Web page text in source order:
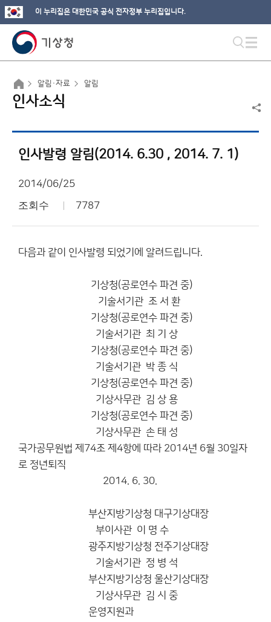
이 누리집은 대한민국 공식 전자정부 누리집입니다.
알림·자료 알림
인사소식
인사발령 알림(2014. 6.30 , 2014. 7. 1)
2014/06/25
조회수 7787
다음과 같이 인사발령 되었기에 알려드립니다.
기상청(공로연수 파견 중)
기술서기관 조 서 환
기상청(공로연수 파견 중)
기술서기관 최 기 상
기상청(공로연수 파견 중)
기술서기관 박 종 식
기상청(공로연수 파견 중)
기상사무관 김 상 용
기상청(공로연수 파견 중)
기상사무관 손 태 성
국가공무원법 제74조 제4항에 따라 2014년 6월 30일자
로 정년퇴직
2014. 6. 30.
부산지방기상청 대구기상대장
부이사관 이 명 수
광주지방기상청 전주기상대장
기술서기관 정 병 석
부산지방기상청 울산기상대장
기상사무관 김 시 중
운영지원과